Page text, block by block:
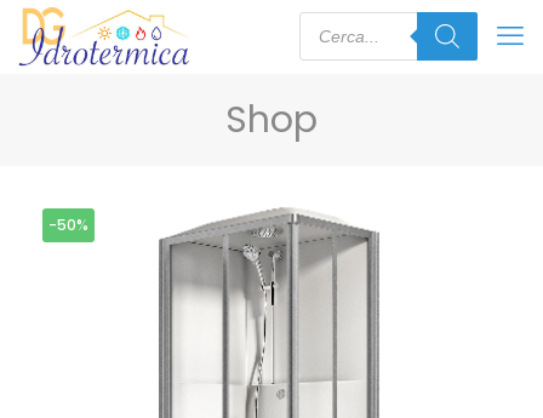
Shop
-50%